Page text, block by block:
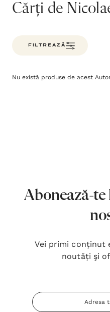
Inima Omului
Cărți de
FILTREAZĂ
Nu există produse de acest
Abonează-te
Vei primi conținut
noutăți şi
Adresa
Email